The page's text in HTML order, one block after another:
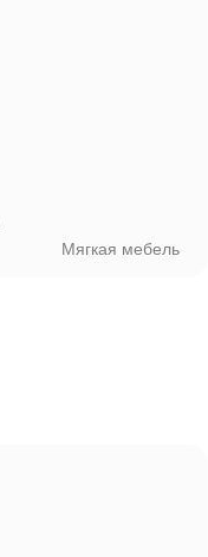
Мягкая мебель